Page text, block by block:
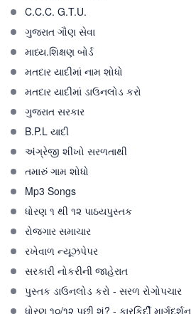
C.C.C. G.T.U.
ગુજરાત ગૌણ સેવા
માધ્ય.શિક્ષણ બોર્ડ
મતદાર યાદીમાં નામ શોધો
મતદાર યાદીમાં ડાઉનલોડ કરો
ગુજરાત સરકાર
B.P.L યાદી
અંગ્રેજી શીખો સરળતાથી
તમારું ગામ શોધો
Mp3 Songs
ધોરણ ૧ થી ૧૨ પાઠયપુસ્તક
રોજગાર સમાચાર
રખેવાળ ન્યૂઝપેપર
સરકારી નોકરીની જાહેરાત
પુસ્તક ડાઉનલોડ કરો - સરળ રોગોપચાર
ધોરણ ૧૦/૧૨ પછી શું? - કારકિર્દી માર્ગદર્શન